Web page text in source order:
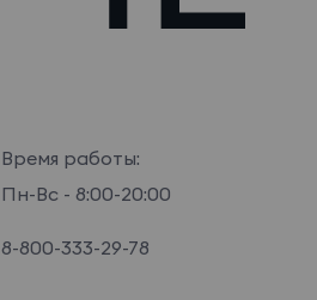
Время работы:
Пн-Вс - 8:00-20:00
8-800-333-29-78